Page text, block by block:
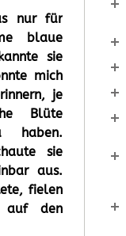
nur für
blaue
sie
mich
je
Blüte
haben.
sie
aus.
fielen
auf den